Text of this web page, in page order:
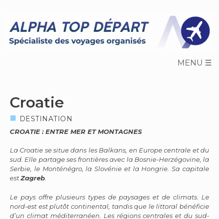
content
Croatie
DESTINATION
CROATIE : ENTRE MER ET MONTAGNES
La Croatie se situe dans les Balkans, en Europe centrale et du
sud. Elle partage ses frontières avec la Bosnie-Herzégovine, la
Serbie, le Monténégro, la Slovénie et la Hongrie. Sa capitale
estZagreb.
Le pays offre plusieurs types de paysages et de climats. Le
nord-est est plutôt continental, tandis que le littoral bénéficie
d’un climat méditerranéen. Les régions centrales et du sud-